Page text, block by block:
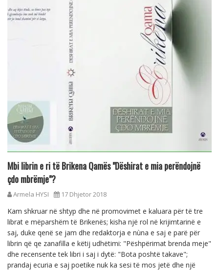
Mbi librin e ri të Brikena Qamës "Dëshirat e mia perëndojnë
çdo mbrëmje"?
Armela HYSI 17 Dhjetor 2018
Kam shkruar në shtyp dhe në promovimet e kaluara për të tre
librat e mëparshëm të Brikenës; kisha një rol në krijimtarinë e
saj, duke qenë se jam dhe redaktorja e nùna e saj e parë për
librin që qe zanafilla e këtij udhëtimi: "Pëshpërimat brenda meje"
dhe recensente tek libri i saj i dytë: "Bota poshtë takave";
prandaj ecuria e saj poetike nuk ka sesi të mos jetë dhe një